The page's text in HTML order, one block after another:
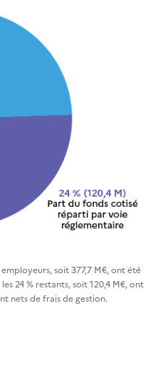
soit 377,7 M€, ont été
24 % restants, soit 120,4 M€, ont
nets de frais de gestion.